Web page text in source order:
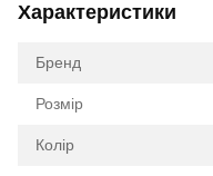
Характеристики
Бренд
Розмір
Колір